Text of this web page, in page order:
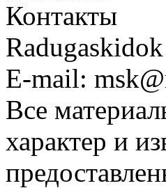
Контакты
Radugaskidok
E-mail:
Все
характер и